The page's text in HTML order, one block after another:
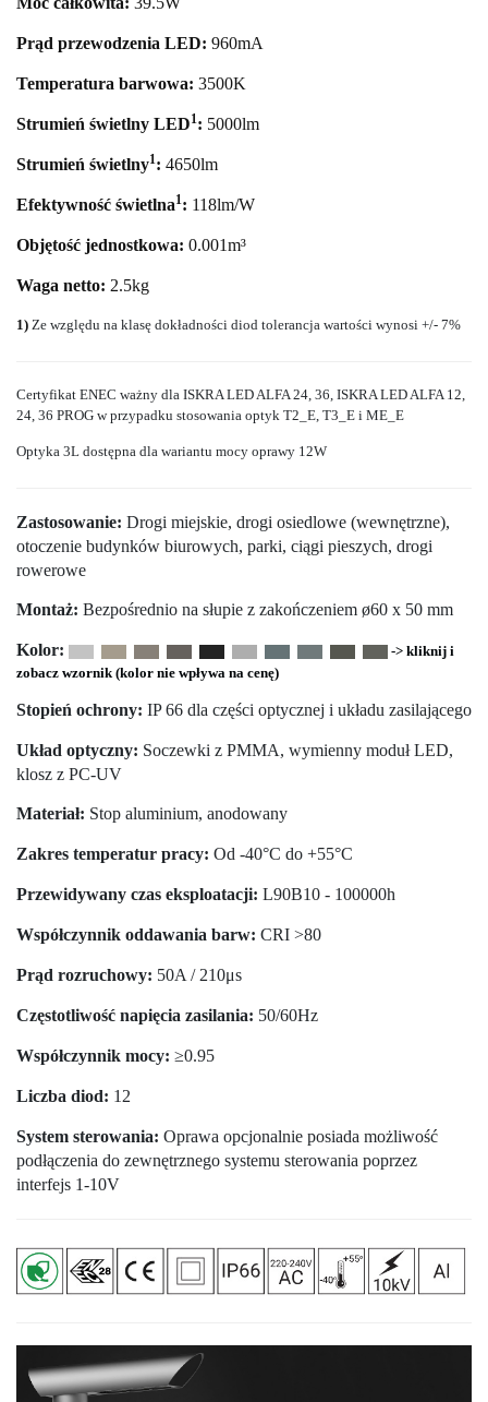
Prąd przewodzenia LED: 960mA
Temperatura barwowa: 3500K
Strumień świetlny LED1 : 5000lm
Strumień świetlny1 : 4650lm
Efektywność świetlna1 : 118lm/W
Objętość jednostkowa: 0.001m³
Waga netto: 2.5kg
1) Ze względu na klasę dokładności diod tolerancja wartości wynosi +/- 7%
Certyfikat ENEC ważny dla ISKRA LED ALFA 24, 36, ISKRA LED ALFA 12,
24, 36 PROG w przypadku stosowania optyk T2_E, T3_E i ME_E
Optyka 3L dostępna dla wariantu mocy oprawy 12W
Zastosowanie: Drogi miejskie, drogi osiedlowe (wewnętrzne),
otoczenie budynków biurowych, parki, ciągi pieszych, drogi
rowerowe
Montaż: Bezpośrednio na słupie z zakończeniem ø60 x 50 mm
Kolor:
-> kliknij i
zobacz wzornik (kolor nie wpływa na cenę)
Stopień ochrony: IP 66 dla części optycznej i układu zasilającego
Układ optyczny: Soczewki z PMMA, wymienny moduł LED,
klosz z PC-UV
Materiał: Stop aluminium, anodowany
Zakres temperatur pracy: Od -40°C do +55°C
Przewidywany czas eksploatacji: L90B10 - 100000h
Współczynnik oddawania barw: CRI >80
Prąd rozruchowy: 50A / 210μs
Częstotliwość napięcia zasilania: 50/60Hz
Współczynnik mocy: ≥0.95
Liczba diod: 12
System sterowania: Oprawa opcjonalnie posiada możliwość
podłączenia do zewnętrznego systemu sterowania poprzez
interfejs 1-10V